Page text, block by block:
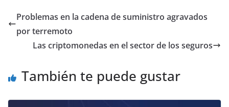
Problemas en la cadena de suministro agravados
por terremoto
Las criptomonedas en el sector de los seguros
También te puede gustar